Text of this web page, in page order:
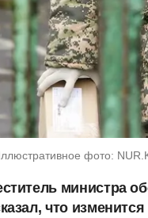
фото:
министра
что